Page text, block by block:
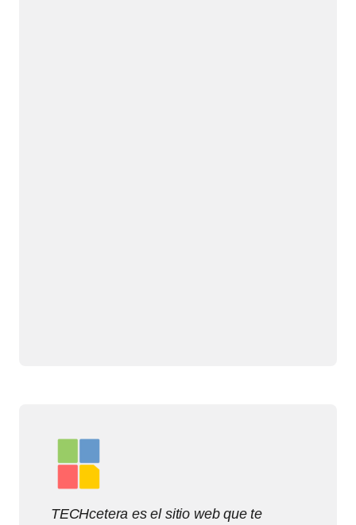
TECHcetera es el sitio web que te